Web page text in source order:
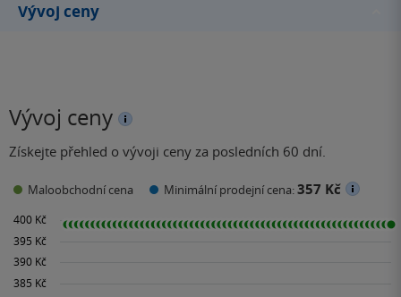
Vývoj ceny
Vývoj ceny
Získejte přehled o vývoji ceny za posledních 60 dní.
Maloobchodní cena Minimální prodejní cena:357 Kč